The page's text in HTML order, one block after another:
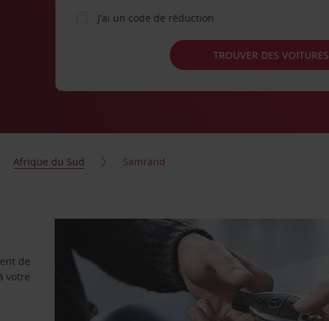
J’ai un code de réduction
TROUVER DES VOITURES
Afrique du Sud Samrand
de
votre